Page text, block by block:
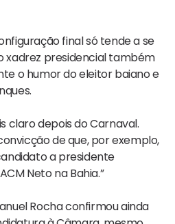
final só tende a se
xadrez presidencial também
o humor do eleitor baiano e
claro depois do Carnaval.
de que, por exemplo,
a presidente
Neto na Bahia.”
Rocha confirmou ainda